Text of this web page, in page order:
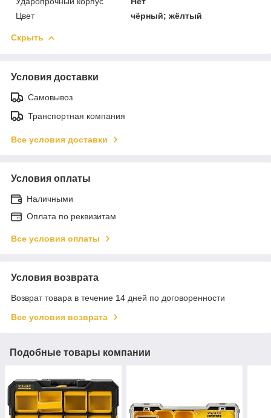
Цвет
чёрный; жёлтый
Скрыть
Условия доставки
Самовывоз
Транспортная компания
Все условия доставки
Условия оплаты
Наличными
Оплата по реквизитам
Все условия оплаты
Условия возврата
Возврат товара в течение 14 дней по договоренности
Все условия возврата
Подобные товары компании